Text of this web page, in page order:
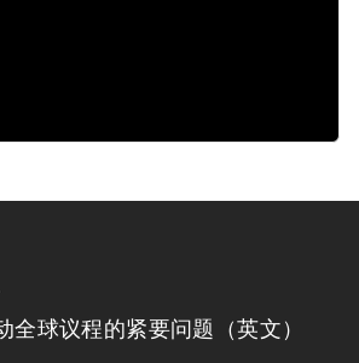
全球议程的紧要问题（英文）